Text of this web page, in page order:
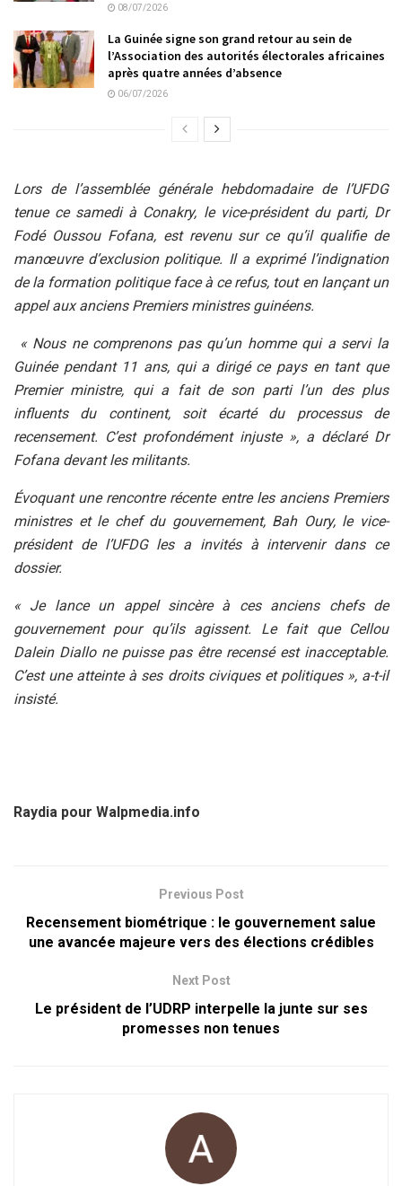
08/07/2026
La Guinée signe son grand retour au sein de
l’Association des autorités électorales africaines
après quatre années d’absence
06/07/2026
Lors de l’assemblée générale hebdomadaire de l’UFDG
tenue ce samedi à Conakry, le vice-président du parti, Dr
Fodé Oussou Fofana, est revenu sur ce qu’il qualifie de
manœuvre d’exclusion politique. Il a exprimé l’indignation
de la formation politique face à ce refus, tout en lançant un
appel aux anciens Premiers ministres guinéens.
« Nous ne comprenons pas qu’un homme qui a servi la
Guinée pendant 11 ans, qui a dirigé ce pays en tant que
Premier ministre, qui a fait de son parti l’un des plus
influents du continent, soit écarté du processus de
recensement. C’est profondément injuste », a déclaré Dr
Fofana devant les militants.
Évoquant une rencontre récente entre les anciens Premiers
ministres et le chef du gouvernement, Bah Oury, le vice-
président de l’UFDG les a invités à intervenir dans ce
dossier.
« Je lance un appel sincère à ces anciens chefs de
gouvernement pour qu’ils agissent. Le fait que Cellou
Dalein Diallo ne puisse pas être recensé est inacceptable.
C’est une atteinte à ses droits civiques et politiques », a-t-il
insisté.
Raydia pour Walpmedia.info
Previous Post
Recensement biométrique : le gouvernement salue
une avancée majeure vers des élections crédibles
Next Post
Le président de l’UDRP interpelle la junte sur ses
promesses non tenues